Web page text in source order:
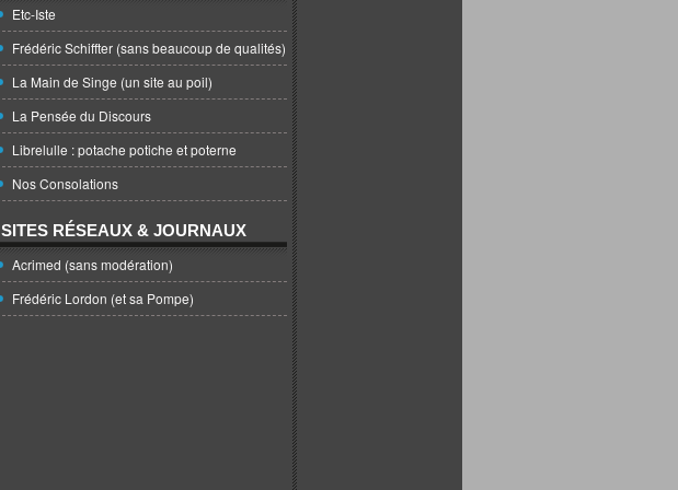
Etc-Iste
Frédéric Schiffter (sans beaucoup de qualités)
La Main de Singe (un site au poil)
La Pensée du Discours
Librelulle : potache potiche et poterne
Nos Consolations
SITES RÉSEAUX & JOURNAUX
Acrimed (sans modération)
Frédéric Lordon (et sa Pompe)